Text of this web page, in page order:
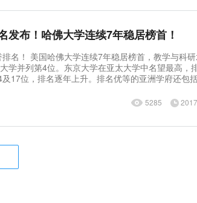
发布！哈佛大学连续7年稳居榜首！
与科研水平
学并列第4位。东京大学在亚太大学中名望最高，
17位，排名逐年上升。排名优等的亚洲学府还包
5285